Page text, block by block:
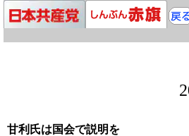
甘利氏は国会で説明を